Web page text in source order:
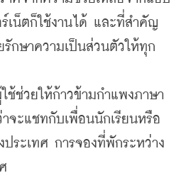
เน็ตก็ใช้งานได้ และที่สำคัญ
กษาความเป็นส่วนตัวให้ทุก
ช้ช่วยให้ก้าวข้ามกำแพงภาษา
าจะแชทกับเพื่อนนักเรียนหรือ
ประเทศ การจองที่พักระหว่าง